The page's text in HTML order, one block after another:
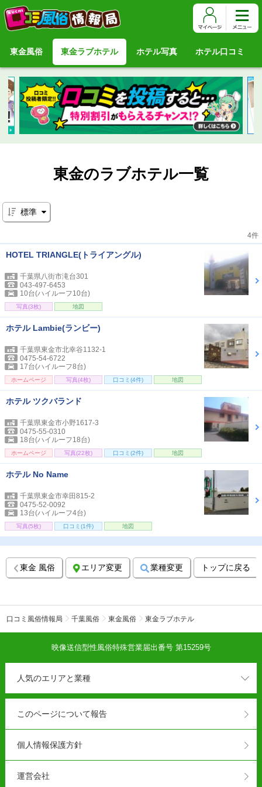
東金風俗 東金ラブホテル ホテル写真 ホテル口コミ
東金のラブホテル一覧
標準
4件
HOTEL TRIANGLE(トライアングル)
千葉県八街市滝台301
043-497-6453
10台(ハイルーフ10台)
写真(3枚) 地図
ホテル Lambie(ランビー)
千葉県東金市北幸谷1132-1
0475-54-6722
17台(ハイルーフ8台)
ホームページ 写真(4枚) 口コミ(4件) 地図
ホテル ツクバランド
千葉県東金市小野1617-3
0475-55-0310
18台(ハイルーフ18台)
ホームページ 写真(22枚) 口コミ(2件) 地図
ホテル No Name
千葉県東金市幸田815-2
0475-52-0092
13台(ハイルーフ4台)
写真(5枚) 口コミ(1件) 地図
東金 風俗 エリア変更 業種変更 トップに戻る
口コミ風俗情報局 千葉風俗 東金風俗 東金ラブホテル
映像送信型性風俗特殊営業届出番号 第15259号
人気のエリアと業種
このページについて報告
個人情報保護方針
運営会社